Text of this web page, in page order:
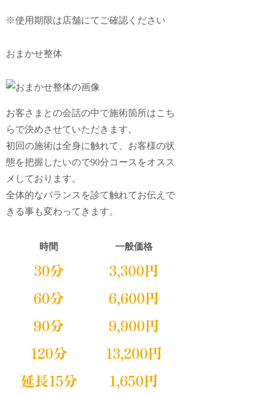
※使用期限は店舗にてご確認ください
おまかせ整体
お客さまとの会話の中で施術箇所はこち
らで決めさせていただきます。
初回の施術は全身に触れて、お客様の状
態を把握したいので90分コースをオスス
メしております。
全体的なバランスを診て触れてお伝えで
きる事も変わってきます。
時間 一般価格
30分
3,300円
60分
6,600円
90分
9,900円
120分
13,200円
延長15分
1,650円